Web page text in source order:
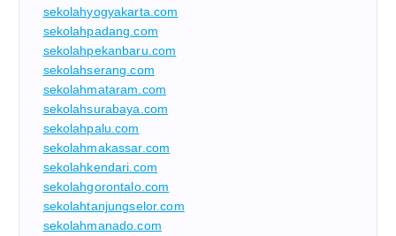
sekolahyogyakarta.com
sekolahpadang.com
sekolahpekanbaru.com
sekolahserang.com
sekolahmataram.com
sekolahsurabaya.com
sekolahpalu.com
sekolahmakassar.com
sekolahkendari.com
sekolahgorontalo.com
sekolahtanjungselor.com
sekolahmanado.com